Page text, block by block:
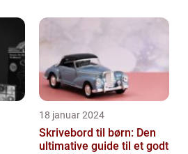
fortællinger, der involverer
18 januar 2024
Skrivebord til børn: Den
ultimative guide til et godt